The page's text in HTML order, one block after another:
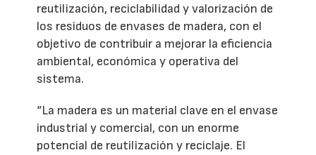
reutilización, reciclabilidad y valorización de
los residuos de envases de madera, con el
objetivo de contribuir a mejorar la eficiencia
ambiental, económica y operativa del
sistema.
“La madera es un material clave en el envase
industrial y comercial, con un enorme
potencial de reutilización y reciclaje. El